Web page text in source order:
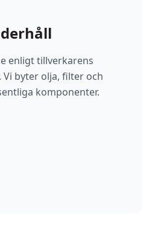
enligt tillverkarens
byter olja, filter och
komponenter.